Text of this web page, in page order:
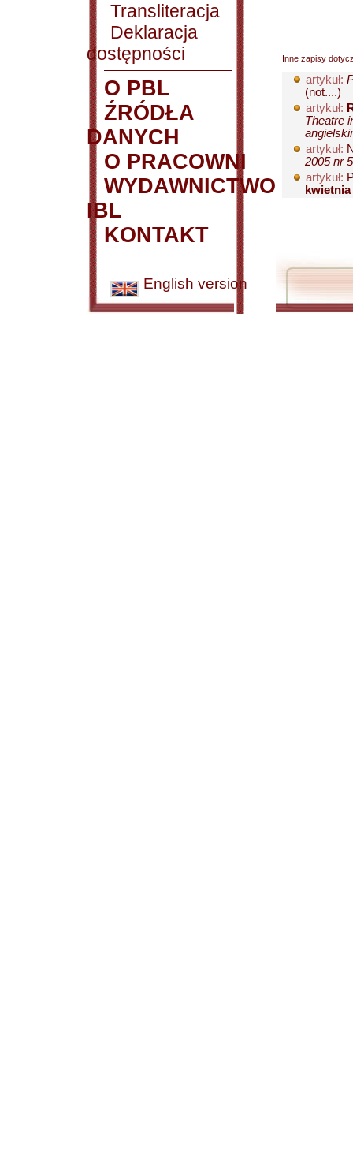
Transliteracja
Deklaracja
dostępności
O PBL
ŹRÓDŁA
DANYCH
O PRACOWNI
WYDAWNICTWO
IBL
KONTAKT
English version
Inne zapisy
artykuł:
(not....)
artykuł:
Theatre
artykuł:
2005 nr
artykuł:
kwietnia